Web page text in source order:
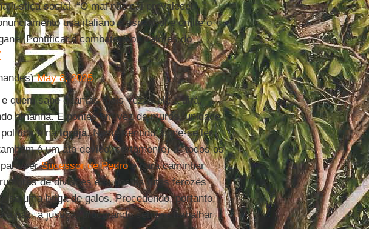
justiça social. “O mal não cai prevalecer”,
usa italiano e espanhol e omite o
Pontificado combaterá os valores do
May 8, 2025
quem sabe quantas mais vezes ele a dirá,
amanhã. E pontes em vez de muros, unidade
política e naIgreja. Neste sentido, pode-se ler
é um ato devido, certamente) a "todos os
para serSucessor de Pedroe para caminhar
de divisões e supostas lutas ferozes
uma briga de galos. Procedendo, portanto,
a paz, a justiça, procurando sempre trabalhar